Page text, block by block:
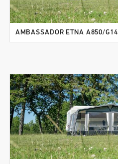
AMBASSADOR ETNA A850/G14